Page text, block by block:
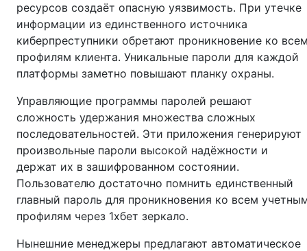
ресурсов создаёт опасную уязвимость. При утечке
информации из единственного источника
киберпреступники обретают проникновение ко
профилям клиента. Уникальные пароли для каждой
платформы заметно повышают планку охраны.
Управляющие программы паролей решают
сложность удержания множества сложных
последовательностей. Эти приложения генерируют
произвольные пароли высокой надёжности и
держат их в зашифрованном состоянии.
Пользователю достаточно помнить единственный
главный пароль для проникновения ко всем
профилям через 1хбет зеркало.
Нынешние менеджеры предлагают автоматическое